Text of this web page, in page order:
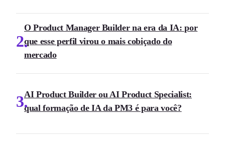
2
O Product Manager Builder na era da IA: por
que esse perfil virou o mais cobiçado do
mercado
3AI Product Builder ou AI Product Specialist:
qual formação de IA da PM3 é para você?